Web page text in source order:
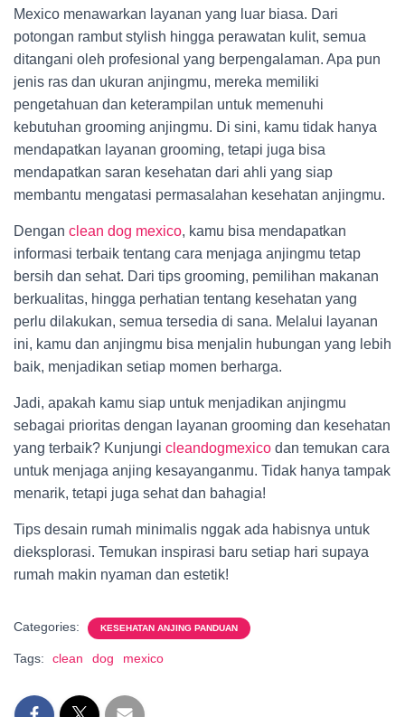
Mexico menawarkan layanan yang luar biasa. Dari
potongan rambut stylish hingga perawatan kulit, semua
ditangani oleh profesional yang berpengalaman. Apa pun
jenis ras dan ukuran anjingmu, mereka memiliki
pengetahuan dan keterampilan untuk memenuhi
kebutuhan grooming anjingmu. Di sini, kamu tidak hanya
mendapatkan layanan grooming, tetapi juga bisa
mendapatkan saran kesehatan dari ahli yang siap
membantu mengatasi permasalahan kesehatan anjingmu.
Dengan clean dog mexico, kamu bisa mendapatkan
informasi terbaik tentang cara menjaga anjingmu tetap
bersih dan sehat. Dari tips grooming, pemilihan makanan
berkualitas, hingga perhatian tentang kesehatan yang
perlu dilakukan, semua tersedia di sana. Melalui layanan
ini, kamu dan anjingmu bisa menjalin hubungan yang lebih
baik, menjadikan setiap momen berharga.
Jadi, apakah kamu siap untuk menjadikan anjingmu
sebagai prioritas dengan layanan grooming dan kesehatan
yang terbaik? Kunjungi cleandogmexico dan temukan cara
untuk menjaga anjing kesayanganmu. Tidak hanya tampak
menarik, tetapi juga sehat dan bahagia!
Tips desain rumah minimalis nggak ada habisnya untuk
dieksplorasi. Temukan inspirasi baru setiap hari supaya
rumah makin nyaman dan estetik!
Categories: KESEHATAN ANJING PANDUAN
Tags: clean dog mexico